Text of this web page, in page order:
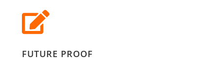

FUTURE PROOF